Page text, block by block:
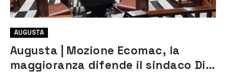
AUGUSTA
Augusta | Mozione Ecomac, la
maggioranza difende il sindaco Di